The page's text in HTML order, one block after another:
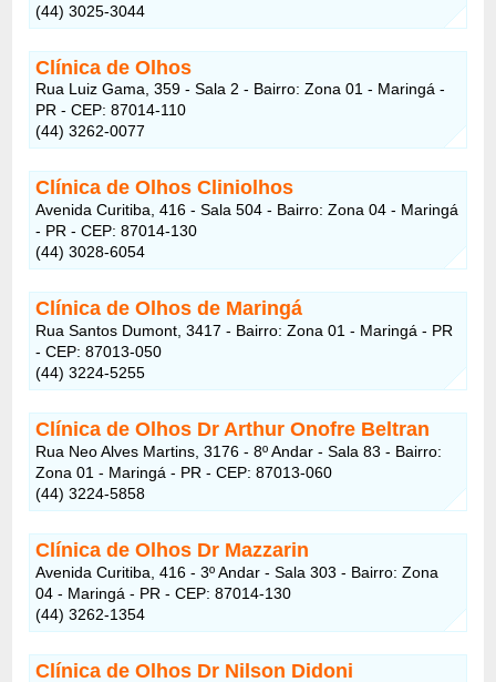
(44) 3025-3044
Clínica de Olhos
Rua Luiz Gama, 359 - Sala 2 - Bairro: Zona 01 - Maringá -
PR - CEP: 87014-110
(44) 3262-0077
Clínica de Olhos Cliniolhos
Avenida Curitiba, 416 - Sala 504 - Bairro: Zona 04 - Maringá
- PR - CEP: 87014-130
(44) 3028-6054
Clínica de Olhos de Maringá
Rua Santos Dumont, 3417 - Bairro: Zona 01 - Maringá - PR
- CEP: 87013-050
(44) 3224-5255
Clínica de Olhos Dr Arthur Onofre Beltran
Rua Neo Alves Martins, 3176 - 8º Andar - Sala 83 - Bairro:
Zona 01 - Maringá - PR - CEP: 87013-060
(44) 3224-5858
Clínica de Olhos Dr Mazzarin
Avenida Curitiba, 416 - 3º Andar - Sala 303 - Bairro: Zona
04 - Maringá - PR - CEP: 87014-130
(44) 3262-1354
Clínica de Olhos Dr Nilson Didoni